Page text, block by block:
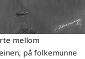
mellom
på folkemunne